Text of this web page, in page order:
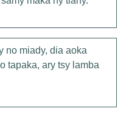
no miady, dia aoka
tapaka, ary tsy lamba